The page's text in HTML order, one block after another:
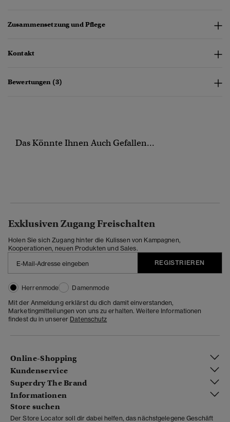
Zusammensetzung und Pflege
Kontakt
Bewertungen (3)
Das Könnte Ihnen Auch Gefallen...
Exklusiven Zugang Freischalten
Holen Sie sich Zugang hinter die Kulissen von Kampagnen,
Kooperationen, neuen Produkten und Sales.
REGISTRIEREN
Herrenmode
Damenmode
Mit der Anmeldung erklärst du dich damit einverstanden,
Marketingmitteilungen von uns zu erhalten. Weitere Informationen
findest du in unserer Datenschutz
Online-Shopping
Kundenservice
Superdry The Brand
Informationen
Store suchen
Der Store Locator soll dir dabei helfen, das nächstgelegene Geschäft